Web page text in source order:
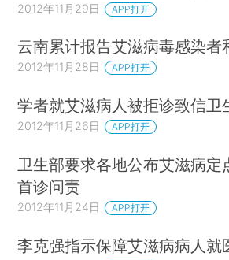
2012年11月29日 APP打开
云南累计报告艾滋病毒感染者
2012年11月28日 APP打开
学者就艾滋病人被拒诊致信卫
2012年11月26日 APP打开
卫生部要求各地公布艾滋病定
首诊问责
2012年11月24日 APP打开
李克强指示保障艾滋病病人就